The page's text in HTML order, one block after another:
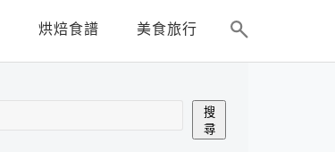
烘焙食譜 美食旅行
搜
尋